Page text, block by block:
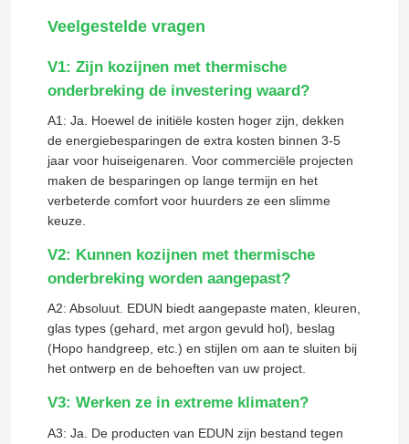
Veelgestelde vragen
V1: Zijn kozijnen met thermische
onderbreking de investering waard?
A1: Ja. Hoewel de initiële kosten hoger zijn, dekken
de energiebesparingen de extra kosten binnen 3-5
jaar voor huiseigenaren. Voor commerciële projecten
maken de besparingen op lange termijn en het
verbeterde comfort voor huurders ze een slimme
keuze.
V2: Kunnen kozijnen met thermische
onderbreking worden aangepast?
A2: Absoluut. EDUN biedt aangepaste maten, kleuren,
glas types (gehard, met argon gevuld hol), beslag
(Hopo handgreep, etc.) en stijlen om aan te sluiten bij
het ontwerp en de behoeften van uw project.
V3: Werken ze in extreme klimaten?
A3: Ja. De producten van EDUN zijn bestand tegen